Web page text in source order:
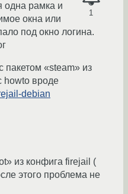
1
одна рамка и
окна или
под окно логина.
пакетом «steam» из
howto вроде
debian
из конфига firejail (
этого проблема не